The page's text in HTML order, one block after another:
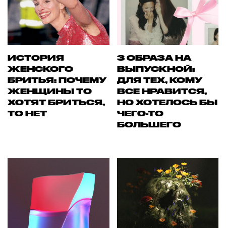
ИСТОРИЯ
ЖЕНСКОГО
БРИТЬЯ: ПОЧЕМУ
ЖЕНЩИНЫ ТО
ХОТЯТ БРИТЬСЯ,
ТО НЕТ
3 ОБРАЗА НА
ВЫПУСКНОЙ:
ДЛЯ ТЕХ, КОМУ
ВСЕ НРАВИТСЯ,
НО ХОТЕЛОСЬ БЫ
ЧЕГО-ТО
БОЛЬШЕГО